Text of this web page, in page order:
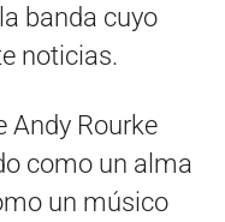
banda cuyo
noticias.
Andy Rourke
como un alma
un músico